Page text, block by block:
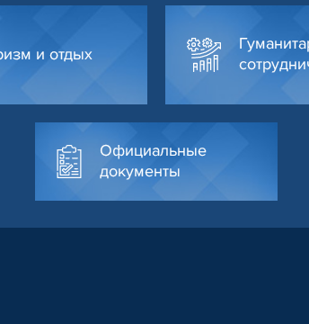
и отдых
Официальные
документы